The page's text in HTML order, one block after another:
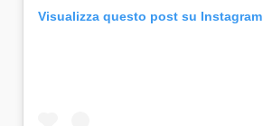
Visualizza questo post su Instagram